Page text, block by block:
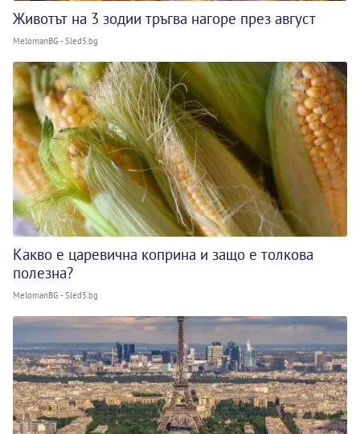
Животът на 3 зодии тръгва нагоре през август
MelomanBG - Sled5.bg
Какво е царевична коприна и защо е толкова
полезна?
MelomanBG - Sled5.bg